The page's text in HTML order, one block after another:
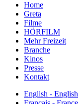
Home
Greta
Filme
HÖRFILM
Mehr Freizeit
Branche
Kinos
Presse
Kontakt
English - English